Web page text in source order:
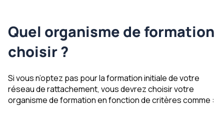
Quel organisme de formation
choisir ?
Si vous n’optez pas pour la formation initiale de votre
réseau de rattachement, vous devrez choisir votre
organisme de formation en fonction de critères comme :